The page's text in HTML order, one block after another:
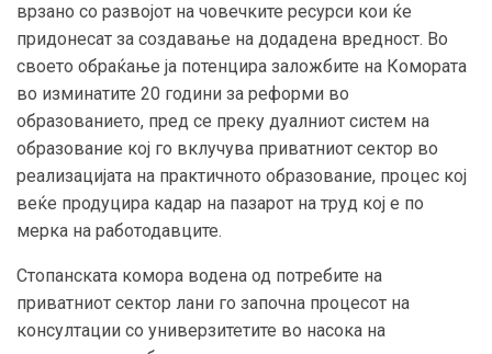
врзано со развојот на човечките ресурси кои ќе
придонесат за создавање на додадена вредност. Во
своето обраќање ја потенцира заложбите на Комората
во изминатите 20 години за реформи во
образованието, пред се преку дуалниот систем на
образование кој го вклучува приватниот сектор во
реализацијата на практичното образование, процес кој
веќе продуцира кадар на пазарот на труд кој е по
мерка на работодавците.
Стопанската комора водена од потребите на
приватниот сектор лани го започна процесот на
консултации со универзитетите во насока на